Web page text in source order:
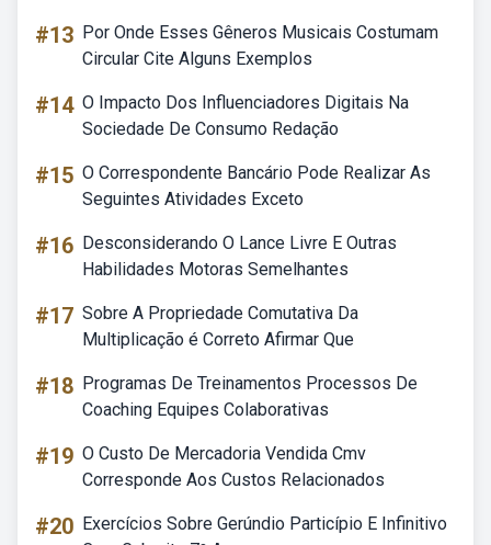
#13 Por Onde Esses Gêneros Musicais Costumam
Circular Cite Alguns Exemplos
#14 O Impacto Dos Influenciadores Digitais Na
Sociedade De Consumo Redação
#15 O Correspondente Bancário Pode Realizar As
Seguintes Atividades Exceto
#16 Desconsiderando O Lance Livre E Outras
Habilidades Motoras Semelhantes
#17 Sobre A Propriedade Comutativa Da
Multiplicação é Correto Afirmar Que
#18 Programas De Treinamentos Processos De
Coaching Equipes Colaborativas
#19 O Custo De Mercadoria Vendida Cmv
Corresponde Aos Custos Relacionados
#20 Exercícios Sobre Gerúndio Particípio E Infinitivo